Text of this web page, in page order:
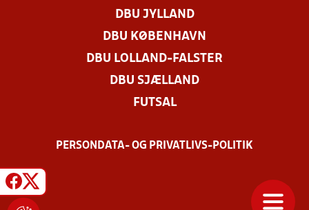
DBU JYLLAND
DBU KØBENHAVN
DBU LOLLAND-FALSTER
DBU SJÆLLAND
FUTSAL
PERSONDATA- OG PRIVATLIVS-POLITIK